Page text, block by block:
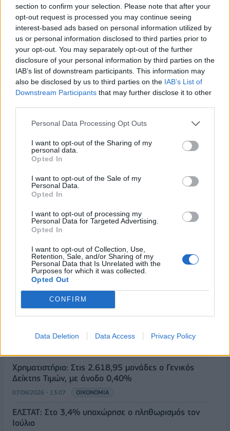
section to confirm your selection. Please note that after your
opt-out request is processed you may continue seeing
interest-based ads based on personal information utilized by
us or personal information disclosed to third parties prior to
your opt-out. You may separately opt-out of the further
disclosure of your personal information by third parties on the
IAB’s list of downstream participants. This information may
also be disclosed by us to third parties on the IAB’s List of
Downstream Participants that may further disclose it to other
Personal Data Processing Opt Outs
I want to opt-out of the Sharing of my
personal data.
Opted In
I want to opt-out of the Sale of my
Personal Data.
Opted In
I want to opt-out of processing my
Personal Data for Targeted Advertising.
Opted In
I want to opt-out of Collection, Use,
Retention, Sale, and/or Sharing of my
Personal Data that Is Unrelated with the
Purposes for which it was collected.
Opted Out
CONFIRM
Data Deletion Data Access Privacy Policy
FIBA: Προχωρά το σχίσμα
με Euroleague
26/11/2015 - 02:00
Koμισιόν: Eνέκρινε
αλλαγές στα σχέδια
26/11/2015 - 02:00
ΡΟΗ ΕΙΔΗΣΕΩΝ
Αναστολή λειτουργίας του αιολικού πάρκου στη
κατηγορούμενοι
Χρηματιστήριο: Στις 2.618,95 μονάδες ο Γενικός
Δείκτης Τιμών, με άνοδο 0,40%
07/08/2026 - 13:07 ΟΙΚΟΝΟΜΙΑ
ΕΛΣΤΑΤ: Στο 3,4% υποχώρησε ο πληθωρισμός τον
Ιούλιο